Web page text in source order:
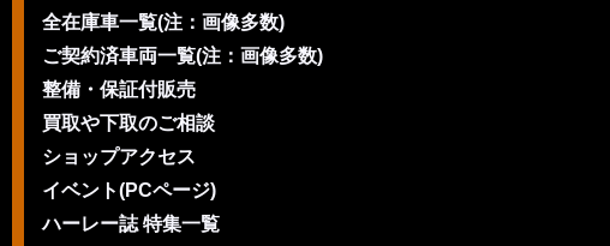
全在庫車一覧(注：画像多数)
ご契約済車両一覧(注：画像多数)
整備・保証付販売
買取や下取のご相談
ショップアクセス
イベント(PCページ)
ハーレー誌 特集一覧